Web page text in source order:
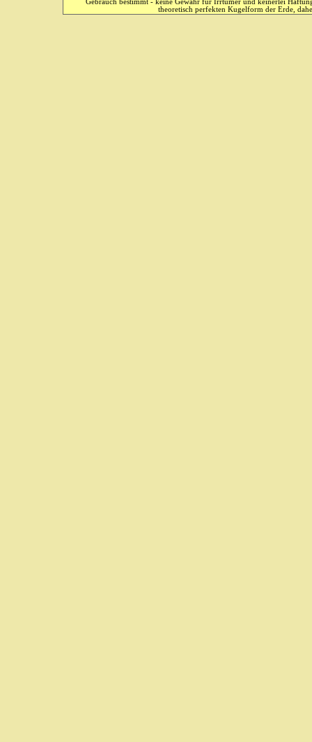
Gebrauch bestimmt - keine Gewähr für Irrtümer und keinerlei
theoretisch perfekten Kugelform der Erde,